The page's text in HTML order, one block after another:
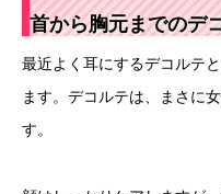
首から胸元までのデ
最近よく耳にするデコルテ
ます。デコルテは、まさに
す。